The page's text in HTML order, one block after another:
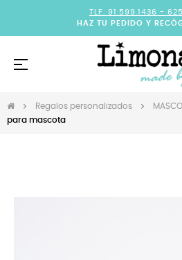
TLF. 91.599.1436 -
HAZ TU PEDIDO Y
Navegación
☰
Regalos personalizados
para mascota